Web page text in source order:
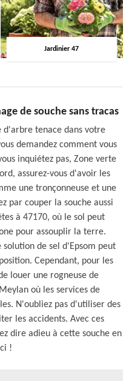
Jardinier 47
de souche sans tracas
d'arbre tenace dans votre
demandez comment vous
inquiétez pas, Zone verte
assurez-vous d'avoir les
une tronçonneuse et une
par couper la souche aussi
à 47170, où le sol peut
pour assouplir la terre.
solution de sel d'Epsom peut
Cependant, pour les
louer une rogneuse de
où les services de
N'oubliez pas d'utiliser des
les accidents. Avec ces
dire adieu à cette souche en
!